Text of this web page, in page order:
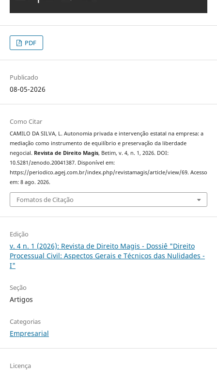
PDF
Publicado
08-05-2026
Como Citar
CAMILO DA SILVA, L. Autonomia privada e intervenção estatal na empresa: a
mediação como instrumento de equilíbrio e preservação da liberdade
negocial. Revista de Direito Magis, Betim, v. 4, n. 1, 2026. DOI:
10.5281/zenodo.20041387. Disponível em:
https://periodico.agej.com.br/index.php/revistamagis/article/view/69. Acesso
em: 8 ago. 2026.
Fomatos de Citação
Edição
v. 4 n. 1 (2026): Revista de Direito Magis - Dossiê "Direito
Processual Civil: Aspectos Gerais e Técnicos das Nulidades -
I"
Seção
Artigos
Categorias
Empresarial
Licença